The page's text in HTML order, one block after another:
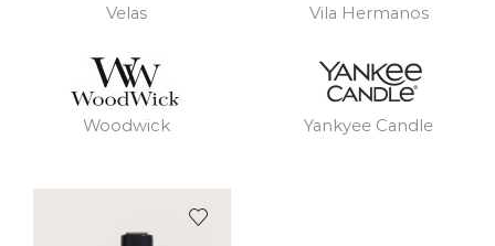
Velas Vila Hermanos
Woodwick Yankyee Candle